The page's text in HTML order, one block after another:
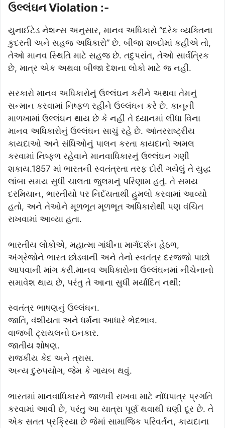
ઉલ્લંઘન Violation :-
યુનાઈટેડ નેશન્સ અનુસાર, માનવ અધિકારો “દરેક વ્યક્તિના
કુદરતી અને સહજ અધિકારો” છે. બીજા શબ્દોમાં કહીએ તો,
તેઓ માનવ સ્થિતિ માટે સહજ છે. તદુપરાંત, તેઓ સાર્વત્રિક
છે, માત્ર એક અથવા બીજા દેશના લોકો માટે જ નહીં.
સરકારો માનવ અધિકારોનું ઉલ્લંઘન કરીને અથવા તેમનું
સન્માન કરવામાં નિષ્ફળ રહીને ઉલ્લંઘન કરે છે. કાનૂની
માળખામાં ઉલ્લંઘન થાય છે કે નહીં તે ધ્યાનમાં લીધા વિના
માનવ અધિકારોનું ઉલ્લંઘન સાચું રહે છે. આંતરરાષ્ટ્રીય
કાયદાઓ અને સંધિઓનું પાલન કરતા કાયદાનો અમલ
કરવામાં નિષ્ફળ રહેવાને માનવાધિકારનું ઉલ્લંઘન ગણી
શકાય.1857 માં ભારતની સ્વતંત્રતા તરફ દોરી ગયેલું તે યુદ્ધ
લાંબા સમય સુધી ચાલતા જુલમનું પરિણામ હતું. તે સમય
દરમિયાન, ભારતીયો પર નિર્દયતાથી હુમલો કરવામાં આવ્યો
હતો, અને તેઓને મૂળભૂત મૂળભૂત અધિકારોથી પણ વંચિત
રાખવામાં આવ્યા હતા.
ભારતીય લોકોએ, મહાત્મા ગાંધીના માર્ગદર્શન હેઠળ,
અંગ્રેજોને ભારત છોડવાની અને તેનો સ્વતંત્ર દરજ્જો પાછો
આપવાની માંગ કરી.માનવ અધિકારોના ઉલ્લંઘનમાં નીચેનાનો
સમાવેશ થાય છે, પરંતુ તે આના સુધી મર્યાદિત નથી:
સ્વતંત્ર ભાષણનું ઉલ્લંઘન.
જાતિ, વંશીયતા અને ધર્મના આધારે ભેદભાવ.
વાજબી ટ્રાયલનો ઇનકાર.
જાતીય શોષણ.
રાજકીય કેદ અને ત્રાસ.
અન્ય દુરુપયોગ, જેમ કે ગાયબ થવું.
ભારતમાં માનવાધિકારને જાળવી રાખવા માટે નોંધપાત્ર પ્રગતિ
કરવામાં આવી છે, પરંતુ આ યાત્રા પૂર્ણ થવાથી ઘણી દૂર છે. તે
એક સતત પ્રક્રિયા છે જેમાં સામાજિક પરિવર્તન, કાયદાના